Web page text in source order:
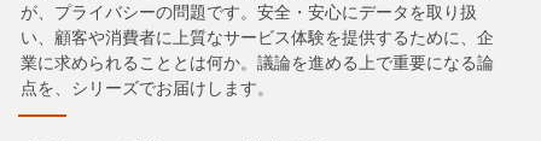
が、プライバシーの問題です。安全・安心にデータを取り扱
い、顧客や消費者に上質なサービス体験を提供するために、企
業に求められることとは何か。議論を進める上で重要になる論
点を、シリーズでお届けします。